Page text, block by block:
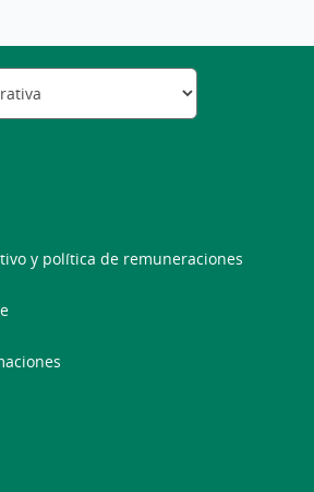
y política de remuneraciones